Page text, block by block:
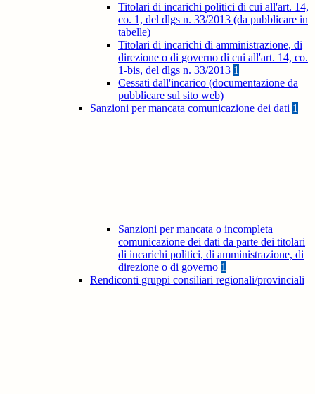
Titolari di incarichi politici di cui all'art. 14,
co. 1, del dlgs n. 33/2013 (da pubblicare in
tabelle)
Titolari di incarichi di amministrazione, di
direzione o di governo di cui all'art. 14, co.
1-bis, del dlgs n. 33/2013 1
Cessati dall'incarico (documentazione da
pubblicare sul sito web)
Sanzioni per mancata comunicazione dei dati 1
Sanzioni per mancata o incompleta
comunicazione dei dati da parte dei titolari
di incarichi politici, di amministrazione, di
direzione o di governo 1
Rendiconti gruppi consiliari regionali/provinciali